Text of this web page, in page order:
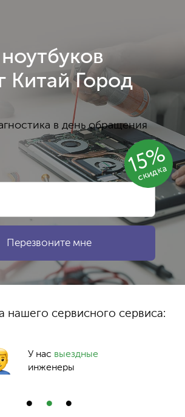
15%
скидка
Китай Город
в день обращения
нашего сервисного сервиса:
У нас выездные
инженеры